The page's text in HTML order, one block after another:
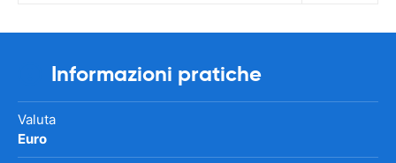
Informazioni pratiche
Valuta
Euro